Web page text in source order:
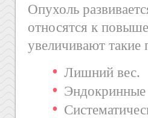
Опухоль
относятся к
увеличивают такие
Лишний вес.
Эндокринные